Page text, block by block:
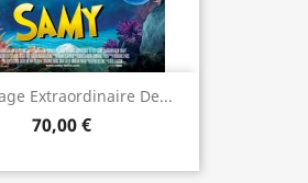
Extraordinaire De...
70,00 €